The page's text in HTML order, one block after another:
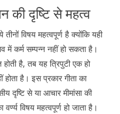
की दृष्टि से महत्व
तीनों विषय महत्वपूर्ण है क्योंकि यही
में कर्म सम्पन्न नहीं हो सकता है।
है, तब यह त्रिपुटी एक हो
होता है। इस प्रकार गीता का
दृष्टि से या आचार मीमांसा की
वर्ण्य विषय महत्वपूर्ण हो जाता है।